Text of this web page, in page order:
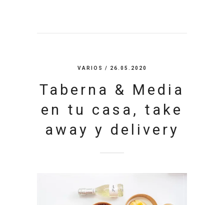
VARIOS / 26.05.2020
Taberna & Media
en tu casa, take
away y delivery